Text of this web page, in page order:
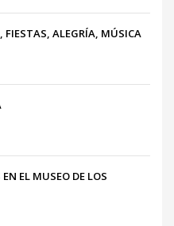
ALEGRÍA, MÚSICA
EL MUSEO DE LOS